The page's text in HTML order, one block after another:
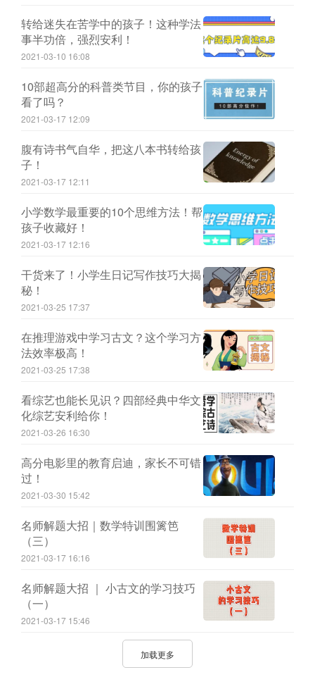
转给迷失在苦学中的孩子！这种学法
事半功倍，强烈安利！
2021-03-10 16:08
10部超高分的科普类节目，你的孩子
看了吗？
2021-03-17 12:09
腹有诗书气自华，把这八本书转给孩
子！
2021-03-17 12:11
小学数学最重要的10个思维方法！帮
孩子收藏好！
2021-03-17 12:16
干货来了！小学生日记写作技巧大揭
秘！
2021-03-25 17:37
在推理游戏中学习古文？这个学习方
法效率极高！
2021-03-25 17:38
看综艺也能长见识？四部经典中华文
化综艺安利给你！
2021-03-26 16:30
高分电影里的教育启迪，家长不可错
过！
2021-03-30 15:42
名师解题大招｜数学特训围篱笆
（三）
2021-03-17 16:16
名师解题大招 ｜ 小古文的学习技巧
（一）
2021-03-17 15:46
加载更多